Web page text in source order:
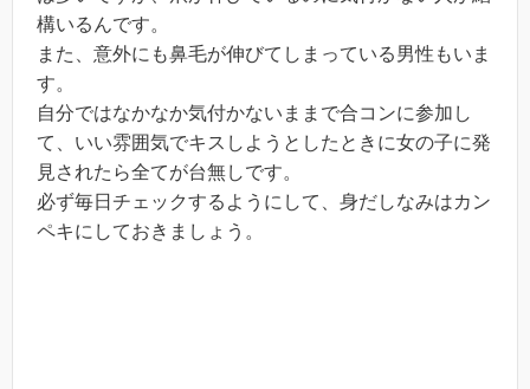
構いるんです。
また、意外にも鼻毛が伸びてしまっている男性もいま
す。
自分ではなかなか気付かないままで合コンに参加し
て、いい雰囲気でキスしようとしたときに女の子に発
見されたら全てが台無しです。
必ず毎日チェックするようにして、身だしなみはカン
ペキにしておきましょう。